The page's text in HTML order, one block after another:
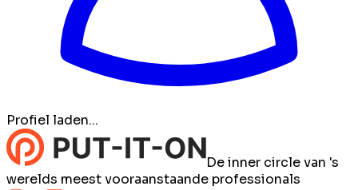
Profiel laden...
De inner circle van 's
werelds meest vooraanstaande professionals